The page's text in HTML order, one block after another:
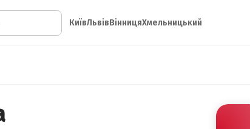
КиївЛьвівВінницяХмельницький